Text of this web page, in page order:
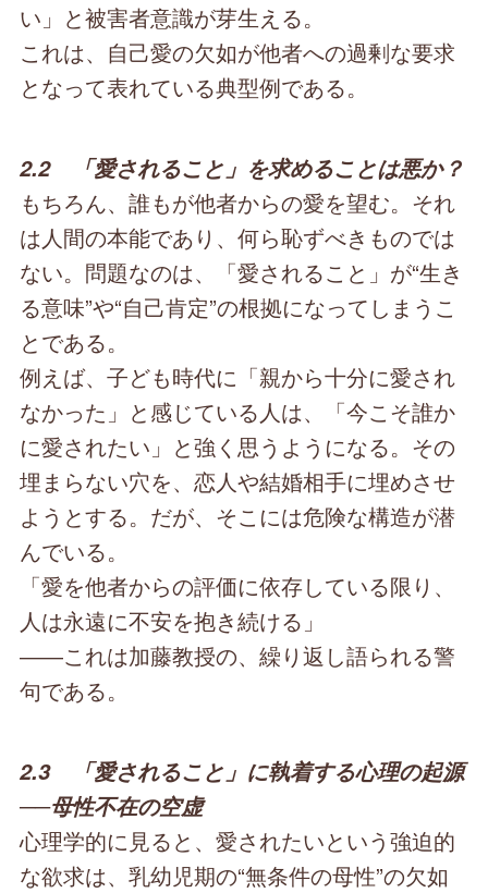
い」と被害者意識が芽生える。
これは、自己愛の欠如が他者への過剰な要求
となって表れている典型例である。
2.2 「愛されること」を求めることは悪か？
もちろん、誰もが他者からの愛を望む。それ
は人間の本能であり、何ら恥ずべきものでは
ない。問題なのは、「愛されること」が“生き
る意味”や“自己肯定”の根拠になってしまうこ
とである。
例えば、子ども時代に「親から十分に愛され
なかった」と感じている人は、「今こそ誰か
に愛されたい」と強く思うようになる。その
埋まらない穴を、恋人や結婚相手に埋めさせ
ようとする。だが、そこには危険な構造が潜
んでいる。
「愛を他者からの評価に依存している限り、
人は永遠に不安を抱き続ける」
――これは加藤教授の、繰り返し語られる警
句である。
2.3 「愛されること」に執着する心理の起源
──母性不在の空虚
心理学的に見ると、愛されたいという強迫的
な欲求は、乳幼児期の“無条件の母性”の欠如